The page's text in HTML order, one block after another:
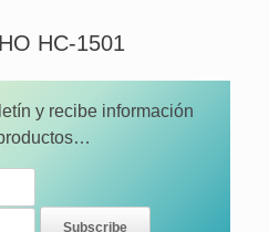
HC-1501
y recibe información